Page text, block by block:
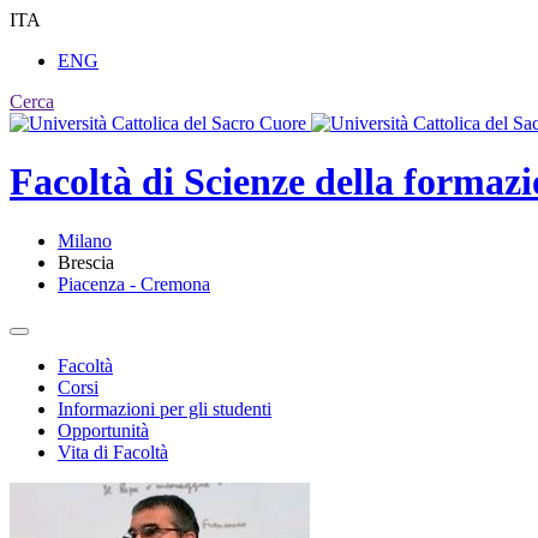
ITA
ENG
Cerca
Facoltà di Scienze della
Milano
Brescia
Piacenza - Cremona
Facoltà
Corsi
Informazioni per gli studenti
Opportunità
Vita di Facoltà